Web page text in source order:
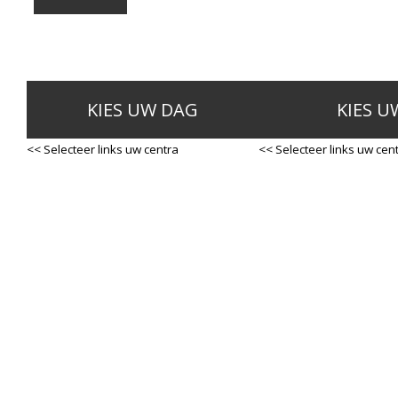
KIES UW DAG
<< Selecteer links uw centra
KIES
<< Selecteer links uw